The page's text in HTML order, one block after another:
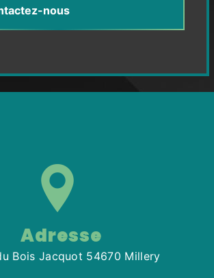
nous
Adresse
Bois Jacquot 54670 Millery